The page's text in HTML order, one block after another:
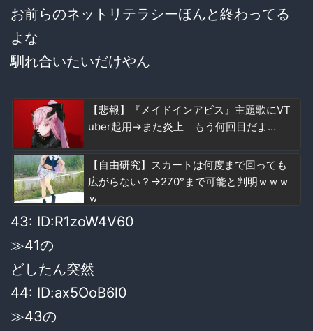
お前らのネットリテラシーほんと終わってる
よな
馴れ合いたいだけやん
【悲報】『メイドインアビス』主題歌にVT
uber起用→また炎上 もう何回目だよ…
【自由研究】スカートは何度まで回っても
広がらない？→270°まで可能と判明ｗｗｗ
ｗ
43: ID:R1zoW4V60
≫41の
どしたん突然
44: ID:ax5OoB6l0
≫43の